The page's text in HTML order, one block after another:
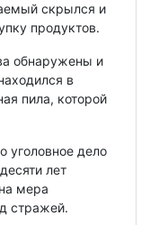
скрылся и
продуктов.
обнаружены и
в
пила, которой
уголовное дело
лет
мера
стражей.